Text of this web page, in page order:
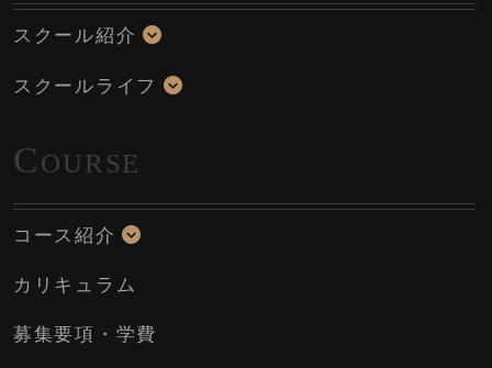
スクール紹介
スクールライフ
COURSE
コース紹介
カリキュラム
募集要項・学費